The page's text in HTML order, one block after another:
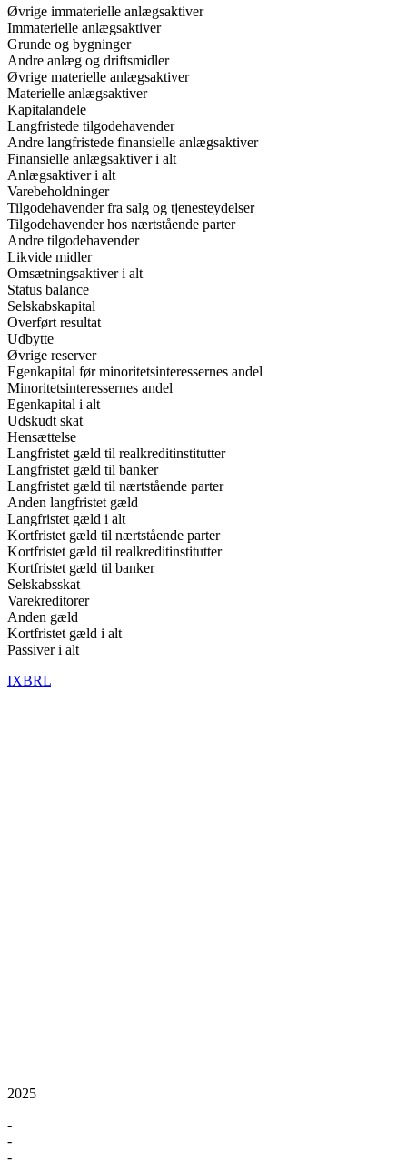
Øvrige immaterielle anlægsaktiver
Immaterielle anlægsaktiver
Grunde og bygninger
Andre anlæg og driftsmidler
Øvrige materielle anlægsaktiver
Materielle anlægsaktiver
Kapitalandele
Langfristede tilgodehavender
Andre langfristede finansielle anlægsaktiver
Finansielle anlægsaktiver i alt
Anlægsaktiver i alt
Varebeholdninger
Tilgodehavender fra salg og tjenesteydelser
Tilgodehavender hos nærtstående parter
Andre tilgodehavender
Likvide midler
Omsætningsaktiver i alt
Status balance
Selskabskapital
Overført resultat
Udbytte
Øvrige reserver
Egenkapital før minoritetsinteressernes andel
Minoritetsinteressernes andel
Egenkapital i alt
Udskudt skat
Hensættelse
Langfristet gæld til realkreditinstitutter
Langfristet gæld til banker
Langfristet gæld til nærtstående parter
Anden langfristet gæld
Langfristet gæld i alt
Kortfristet gæld til nærtstående parter
Kortfristet gæld til realkreditinstitutter
Kortfristet gæld til banker
Selskabsskat
Varekreditorer
Anden gæld
Kortfristet gæld i alt
Passiver i alt
IXBRL
2025
-
-
-